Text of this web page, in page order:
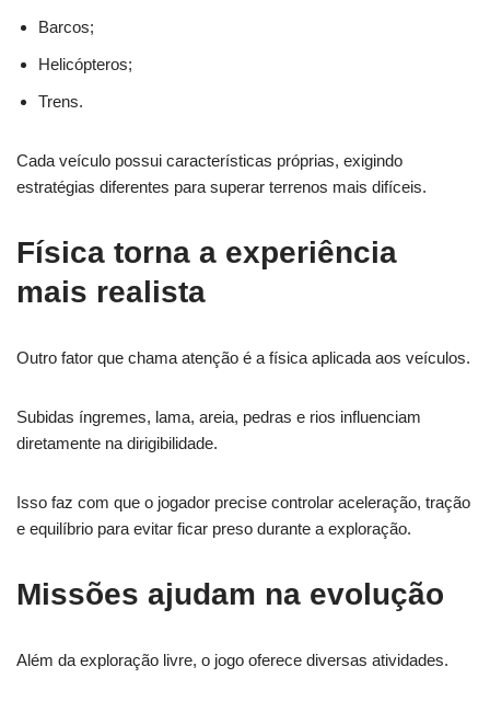
Barcos;
Helicópteros;
Trens.
Cada veículo possui características próprias, exigindo
estratégias diferentes para superar terrenos mais difíceis.
Física torna a experiência
mais realista
Outro fator que chama atenção é a física aplicada aos veículos.
Subidas íngremes, lama, areia, pedras e rios influenciam
diretamente na dirigibilidade.
Isso faz com que o jogador precise controlar aceleração, tração
e equilíbrio para evitar ficar preso durante a exploração.
Missões ajudam na evolução
Além da exploração livre, o jogo oferece diversas atividades.